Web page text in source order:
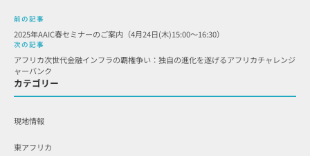
前の記事
2025年AAIC春セミナーのご案内（4月24日(木)15:00～16:30）
次の記事
アフリカ次世代金融インフラの覇権争い：独自の進化を遂げるアフリカチャレンジ
ャーバンク
カテゴリー
現地情報
東アフリカ